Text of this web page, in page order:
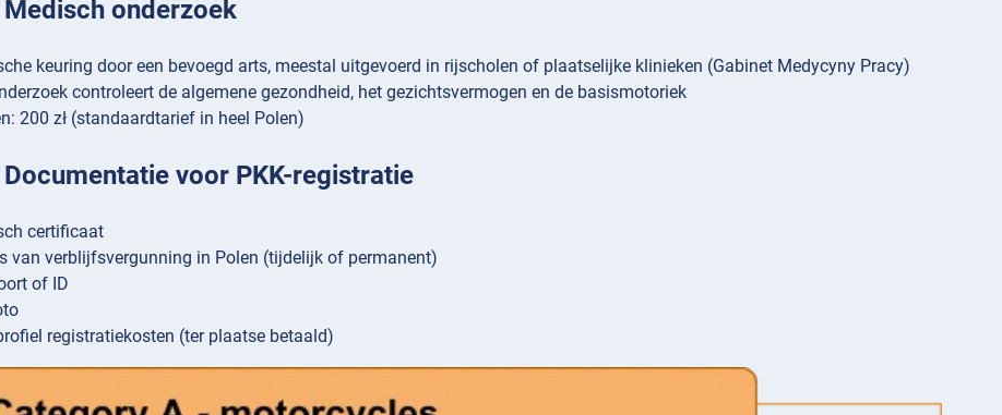
onderzoek
keuring door een bevoegd arts, meestal uitgevoerd in rijscholen of plaatselijke klinieken (Gabinet Medycyny Pracy)
controleert de algemene gezondheid, het gezichtsvermogen en de basismotoriek
200 zł (standaardtarief in heel Polen)
voor PKK-registratie
certificaat
van verblijfsvergunning in Polen (tijdelijk of permanent)
of ID
registratiekosten (ter plaatse betaald)